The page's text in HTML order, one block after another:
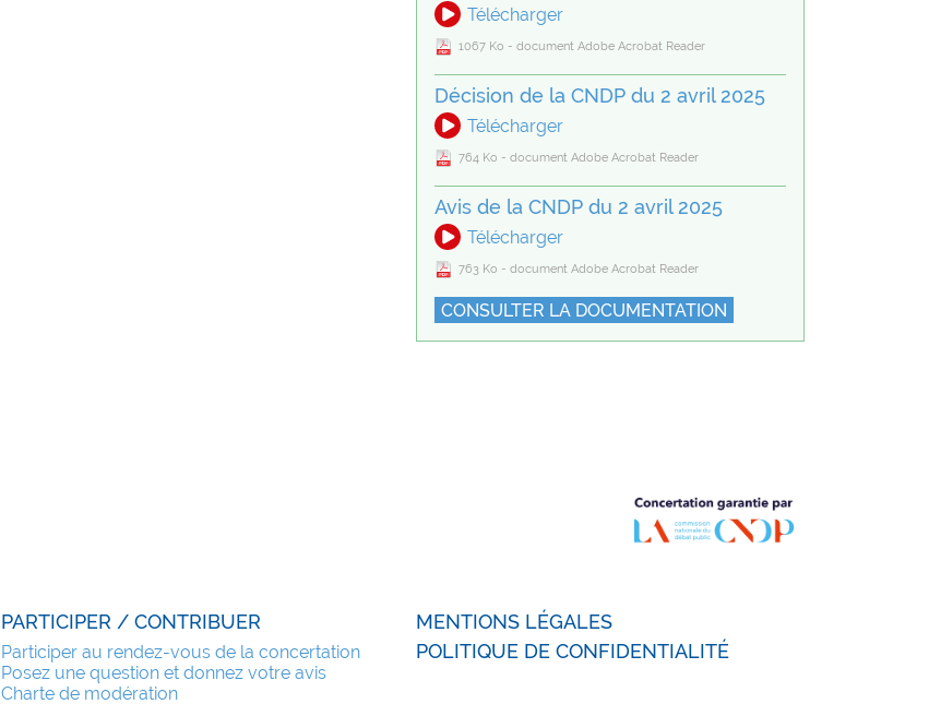
Télécharger
1067 Ko - document Adobe Acrobat Reader
Décision de la CNDP du 2 avril 2025
Télécharger
764 Ko - document Adobe Acrobat Reader
Avis de la CNDP du 2 avril 2025
Télécharger
763 Ko - document Adobe Acrobat Reader
CONSULTER LA DOCUMENTATION
PARTICIPER / CONTRIBUER
Participer au rendez-vous de la concertation
Posez une question et donnez votre avis
Charte de modération
MENTIONS LÉGALES
POLITIQUE DE CONFIDENTIALITÉ